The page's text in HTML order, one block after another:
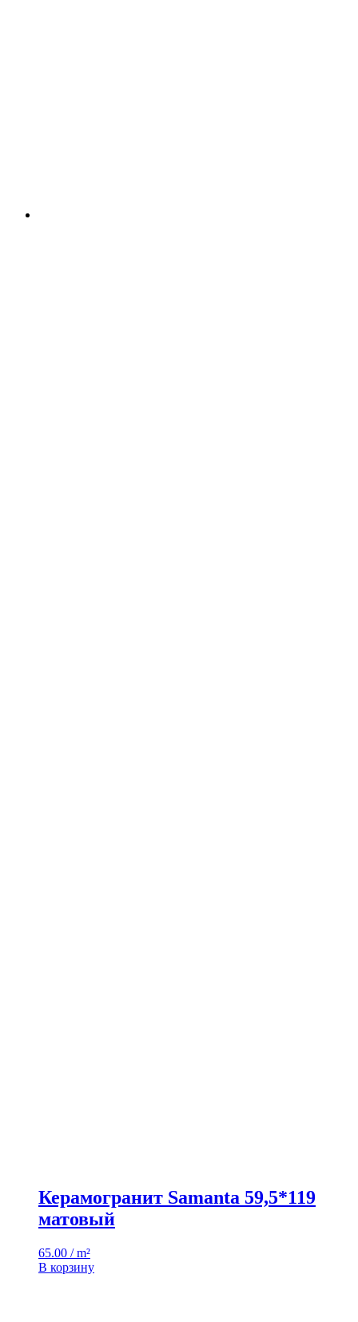
Керамогранит Samanta 59,5*119
матовый
65.00 / m²
В корзину